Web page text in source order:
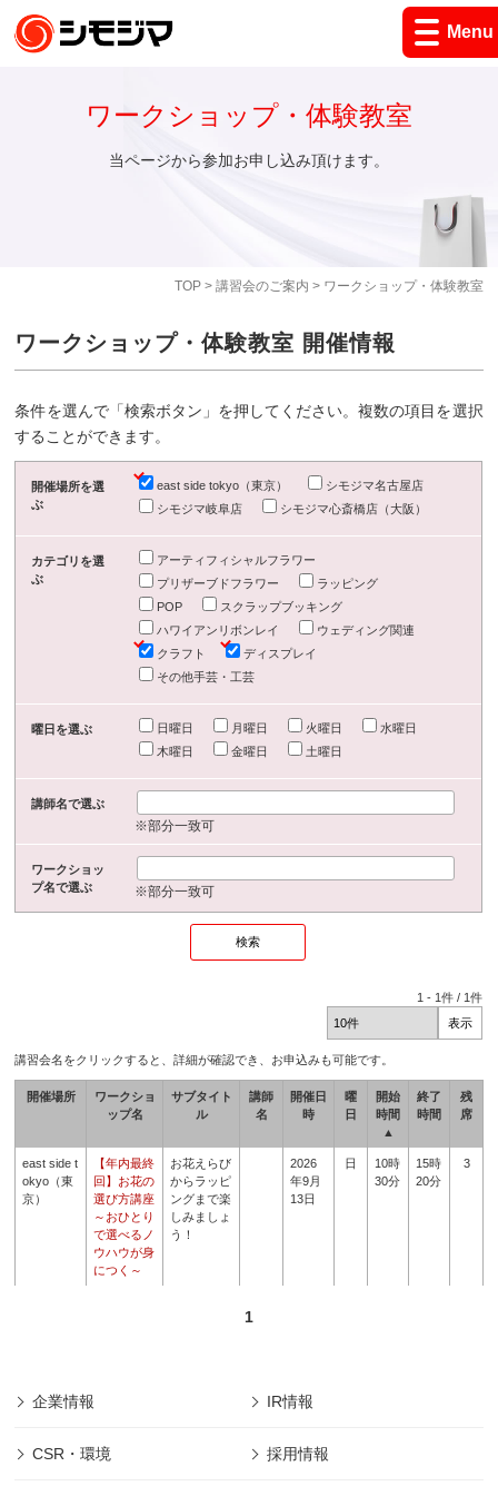
Menu
TOP> 講習会のご案内 > ワークショップ・体験教室
ワークショップ・体験教室
当ページから参加お申し込み頂けます。
ワークショップ・体験教室 開催情報
条件を選んで「検索ボタン」を押してください。複数の項目を選択
することができます。
開催場所を選
ぶ
east side tokyo（東京）
シモジマ名古屋店
シモジマ岐阜店
シモジマ心斎橋店（大阪）
カテゴリを選
ぶ
アーティフィシャルフラワー
プリザーブドフラワー
ラッピング
POP
スクラップブッキング
ハワイアンリボンレイ
ウェディング関連
クラフト
ディスプレイ
その他手芸・工芸
曜日を選ぶ 日曜日 月曜日 火曜日
水曜日
木曜日
金曜日 土曜日
講師名で選ぶ
※部分一致可
ワークショッ
プ名で選ぶ
※部分一致可
1 - 1件 / 1件
講習会名をクリックすると、詳細が確認でき、お申込みも可能です。
開催場所
ワークショ
ップ名
サブタイト
ル
講師
名
開催日
時
曜
日
開始
時間
▲
終了
時間
残
席
east side t
okyo（東
京）
【年内最終
回】お花の
選び方講座
～おひとり
で選べるノ
ウハウが身
につく～
お花えらび
からラッピ
ングまで楽
しみましょ
う！
2026
年9月
13日
日
10時
30分
15時
20分
3
1
企業情報 IR情報
CSR・環境 採用情報